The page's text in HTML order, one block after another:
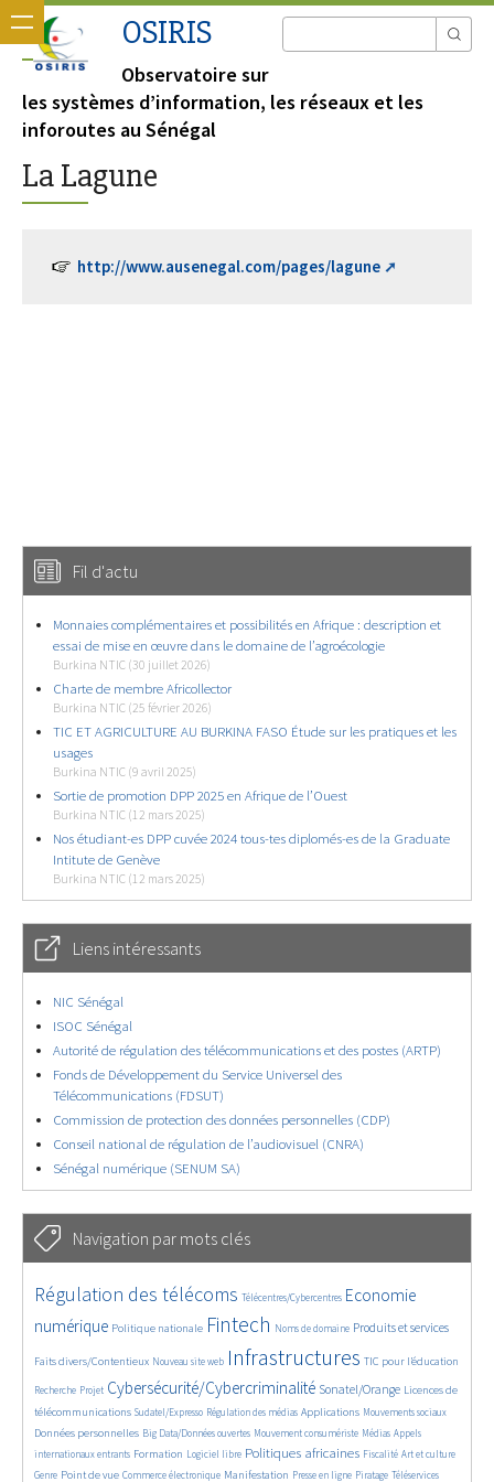
OSIRIS
Observatoire sur
les systèmes d’information, les réseaux et les
inforoutes au Sénégal
La Lagune
http://www.ausenegal.com/pages/lagune
Fil d'actu
Monnaies complémentaires et possibilités en Afrique : description et
essai de mise en œuvre dans le domaine de l’agroécologie
Burkina NTIC (30 juillet 2026)
Charte de membre Africollector
Burkina NTIC (25 février 2026)
TIC ET AGRICULTURE AU BURKINA FASO Étude sur les pratiques et les
usages
Burkina NTIC (9 avril 2025)
Sortie de promotion DPP 2025 en Afrique de l’Ouest
Burkina NTIC (12 mars 2025)
Nos étudiant-es DPP cuvée 2024 tous-tes diplomés-es de la Graduate
Intitute de Genève
Burkina NTIC (12 mars 2025)
Liens intéressants
NIC Sénégal
ISOC Sénégal
Autorité de régulation des télécommunications et des postes (ARTP)
Fonds de Développement du Service Universel des
Télécommunications (FDSUT)
Commission de protection des données personnelles (CDP)
Conseil national de régulation de l’audiovisuel (CNRA)
Sénégal numérique (SENUM SA)
Navigation par mots clés
4629/5557
Régulation des télécoms
362/5557 Télécentres/Cybercentres
3737/5557
Economie
numérique
1862/5557 Politique nationale
5162/5557 Fintech
676/5557 Noms de domaine
2442/5557 Produits et services
1596/5557
Faits divers/Contentieux Nouveau site web Infrastructures TIC pour l’éducation
Recherche
247/5557Projet
3536/5557 Cybersécurité/Cybercriminalité
2303/5557 Sonatel/Orange
1611/5557
Licences de
télécommunications
299/5557 Sudatel/Expresso
1015/5557 Régulation des médias
1512/5557 Applications
1103/5557 Mouvements sociaux
1664/5557
Données personnelles
146/5557 Big Data/Données ouvertes
620/5557 Mouvement consumériste
366/5557 Médias
703/5557
Appels
internationaux entrants
1749/5557 Formation
94/5557 Logiciel libre
2615/5557 Politiques africaines
1103/5557 Fiscalité
175/5557 Art et culture
647/5557
Genre
1840/5557Point de vue
1044/5557 Commerce électronique
1575/5557 Manifestation
337/5557 Presse en ligne
129/5557 Piratage
208/5557 Téléservices
1225/5557